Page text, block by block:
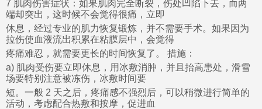
7 肌肉伤害症状：如果肌肉完全断裂，伤处凹陷下去，而两
端却突出，这时候不会觉得很痛，立即
休息，经过专业的肌力恢复锻炼，并不需要手术。如果因为
拉伤使血液流出积累在粘膜层中，会觉得
疼痛难忍，就需要更长的时间恢复了。 措施：
a) 肌肉受伤要立即休息，用冰敷消肿，并且抬高患处，滑雪
场要特别注意被冻伤，冰敷时间要
短。一般 2 天之后，疼痛感不强烈后，可以稍微进行简单的
活动，考虑配合热敷和按摩，促进血